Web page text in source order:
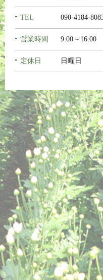
TEL 090-4184-
営業時間 9:00～16:00
定休日 日曜日